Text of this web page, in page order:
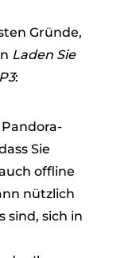
Gründe,
Laden Sie
:
Sie
offline
nützlich
sind, sich in